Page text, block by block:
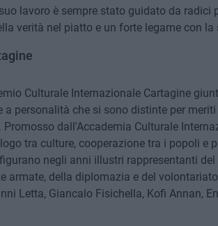
lavoro è sempre stato guidato da radici
verità nel piatto e un forte legame con la
Culturale Internazionale Cartagine
a personalità che si sono distinte per
dall'Accademia Culturale
tra culture, cooperazione tra i popoli e
negli anni illustri rappresentanti
armate, della diplomazia e del
Letta, Giancalo Fisichella, Kofi Annan,